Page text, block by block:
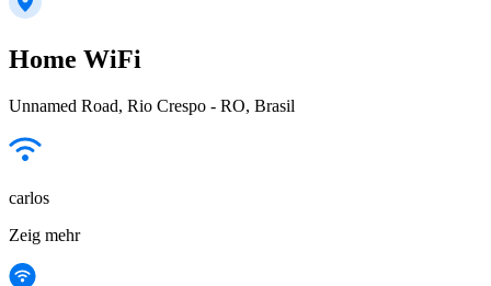
Home WiFi
Unnamed Road, Rio Crespo - RO, Brasil
carlos
Zeig mehr